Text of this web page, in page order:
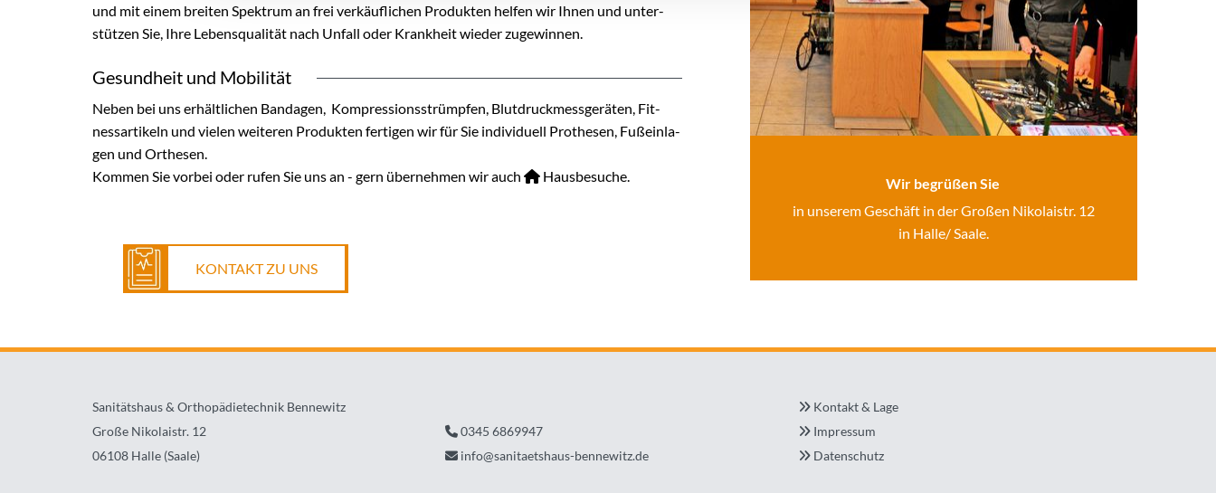
und mit einem brei­ten Spek­trum an frei ver­käuf­li­chen Pro­duk­ten hel­fen wir Ihnen und un­ter­
stüt­zen Sie, Ihre Le­bens­qua­li­tät nach Un­fall oder Krank­heit wie­der zu­ge­win­nen.
Gesundheit und Mobilität
Neben bei uns er­hält­li­chen Ban­da­gen, Kom­pres­si­ons­strümp­fen, Blut­druck­mess­ge­rä­ten, Fit­
ness­ar­ti­keln und vie­len wei­te­ren Pro­duk­ten fer­ti­gen wir für Sie in­di­vi­du­ell Pro­the­sen, Fuß­ein­la­
gen und Or­the­sen.
Kom­men Sie vor­bei oder rufen Sie uns an - gern übernehmen wir auch  Hausbesuche.
Wir be­grü­ßen Sie
in un­se­rem Ge­schäft in der Gro­ßen Ni­ko­lais­tr. 12
in Halle/ Saale.
KONTAKT ZU UNS
Sanitätshaus & Orthopädietechnik Bennewitz
Große Nikolaistr. 12
06108 Halle (Saale)
 0345 6869947
 info@sanitaetshaus-bennewitz.de
 Kontakt & Lage
 Impressum
 Datenschutz